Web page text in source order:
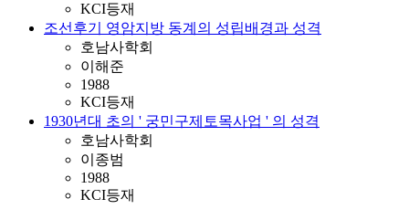
KCI등재
조선후기 영암지방 동계의 성립배경과 성격
호남사학회
이해준
1988
KCI등재
1930년대 초의 ' 궁민구제토목사업 ' 의 성격
호남사학회
이종범
1988
KCI등재